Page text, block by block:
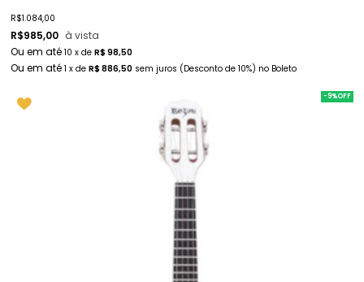
R$1.084,00
R$985,00 à vista
10 x de R$ 98,50
1 x de R$ 886,50 sem juros (Desconto de 10%) no Boleto
-9%